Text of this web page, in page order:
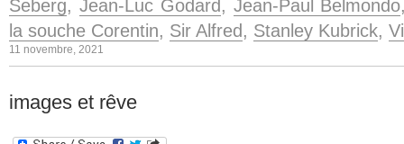
Seberg, Jean-Luc Godard , Jean-Paul Belmondo
la souche Corentin, Sir Alfred , Stanley Kubrick,
11 novembre, 2021
images et rêve